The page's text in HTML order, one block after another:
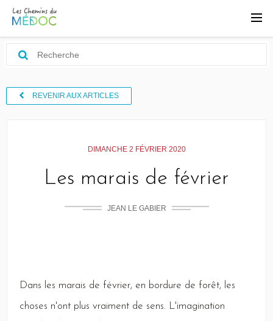
REVENIR AUX ARTICLES
DIMANCHE 2 FÉVRIER 2020
Les marais de février
JEAN LE GABIER
Dans les marais de février, en bordure de forêt, les
choses n'ont plus vraiment de sens. L'imagination